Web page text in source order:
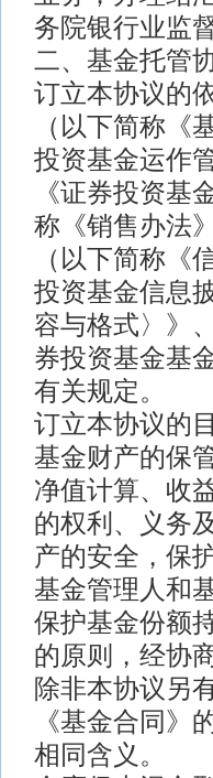
务院银行业监
二、基金托管
订立本协议的
（以下简称《
投资基金运作
《证券投资基
称《销售办法
（以下简称《
投资基金信息
容与格式〉》
券投资基金基
有关规定。
订立本协议的
基金财产的保
净值计算、收
的权利、义务
产的安全，保
基金管理人和
保护基金份额
的原则，经协
除非本协议另
《基金合同》
相同含义。